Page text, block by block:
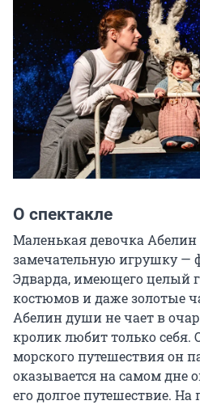
О спектакле
Маленькая девочка Абелин
замечательную игрушку —
Эдварда, имеющего целый
костюмов и даже золотые
Абелин души не чает в
кролик любит только
морского путешествия он
оказывается на самом дне
его долгое путешествие.